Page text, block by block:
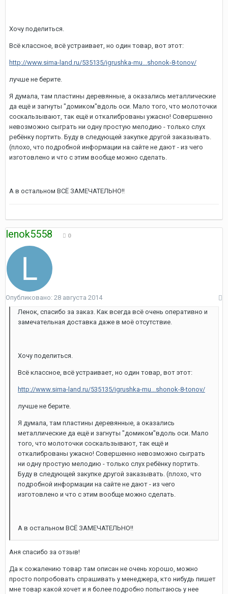
Хочу поделиться.
Всё классное, всё устраивает, но один товар, вот этот:
http://www.sima-land.ru/535135/igrushka-mu...shonok-8-tonov/
лучше не берите.
Я думала, там пластины деревянные, а оказались металлические
да ещё и загнуты "домиком"вдоль оси. Мало того, что молоточки
соскальзывают, так ещё и откалиброваны ужасно! Совершенно
невозможно сыграть ни одну простую мелодию - только слух
ребёнку портить. Буду в следующей закупке другой заказывать.
(плохо, что подробной информации на сайте не дают - из чего
изготовлено и что с этим вообще можно сделать.
А в остальном ВСЁ ЗАМЕЧАТЕЛЬНО!!
lenok5558 0
Опубликовано: 28 августа 2014
Ленок, спасибо за заказ. Как всегда всё очень оперативно и
замечательная доставка даже в моё отсутствие.
Хочу поделиться.
Всё классное, всё устраивает, но один товар, вот этот:
http://www.sima-land.ru/535135/igrushka-mu...shonok-8-tonov/
лучше не берите.
Я думала, там пластины деревянные, а оказались
металлические да ещё и загнуты "домиком"вдоль оси. Мало
того, что молоточки соскальзывают, так ещё и
откалиброваны ужасно! Совершенно невозможно сыграть
ни одну простую мелодию - только слух ребёнку портить.
Буду в следующей закупке другой заказывать. (плохо, что
подробной информации на сайте не дают - из чего
изготовлено и что с этим вообще можно сделать.
А в остальном ВСЁ ЗАМЕЧАТЕЛЬНО!!
Аня спасибо за отзыв!
Да к сожалению товар там описан не очень хорошо, можно
просто попробовать спрашивать у менеджера, кто нибудь пишет
мне товар какой хочет и я более подробно попытаюсь у нее